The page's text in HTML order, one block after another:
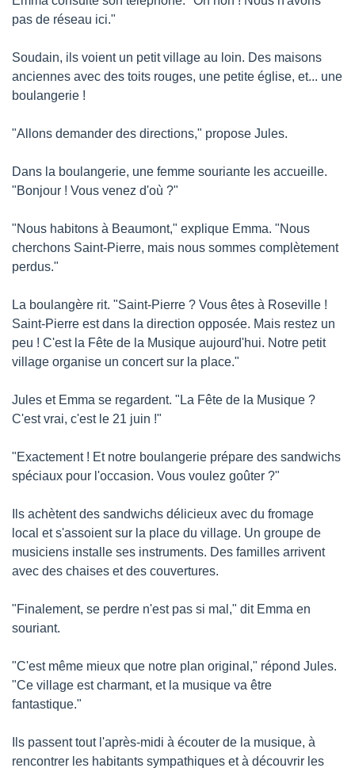
pas de réseau ici."
Soudain, ils voient un petit village au loin. Des maisons
anciennes avec des toits rouges, une petite église, et... une
boulangerie !
"Allons demander des directions," propose Jules.
Dans la boulangerie, une femme souriante les accueille.
"Bonjour ! Vous venez d'où ?"
"Nous habitons à Beaumont," explique Emma. "Nous
cherchons Saint-Pierre, mais nous sommes complètement
perdus."
La boulangère rit. "Saint-Pierre ? Vous êtes à Roseville !
Saint-Pierre est dans la direction opposée. Mais restez un
peu ! C'est la Fête de la Musique aujourd'hui. Notre petit
village organise un concert sur la place."
Jules et Emma se regardent. "La Fête de la Musique ?
C'est vrai, c'est le 21 juin !"
"Exactement ! Et notre boulangerie prépare des sandwichs
spéciaux pour l'occasion. Vous voulez goûter ?"
Ils achètent des sandwichs délicieux avec du fromage
local et s'assoient sur la place du village. Un groupe de
musiciens installe ses instruments. Des familles arrivent
avec des chaises et des couvertures.
"Finalement, se perdre n'est pas si mal," dit Emma en
souriant.
"C'est même mieux que notre plan original," répond Jules.
"Ce village est charmant, et la musique va être
fantastique."
Ils passent tout l'après-midi à écouter de la musique, à
rencontrer les habitants sympathiques et à découvrir les